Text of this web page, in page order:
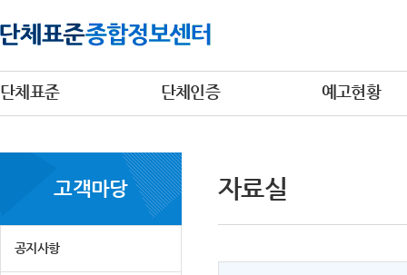
단체표준 단체인증 예고현황
고객마당
공지사항
자료실